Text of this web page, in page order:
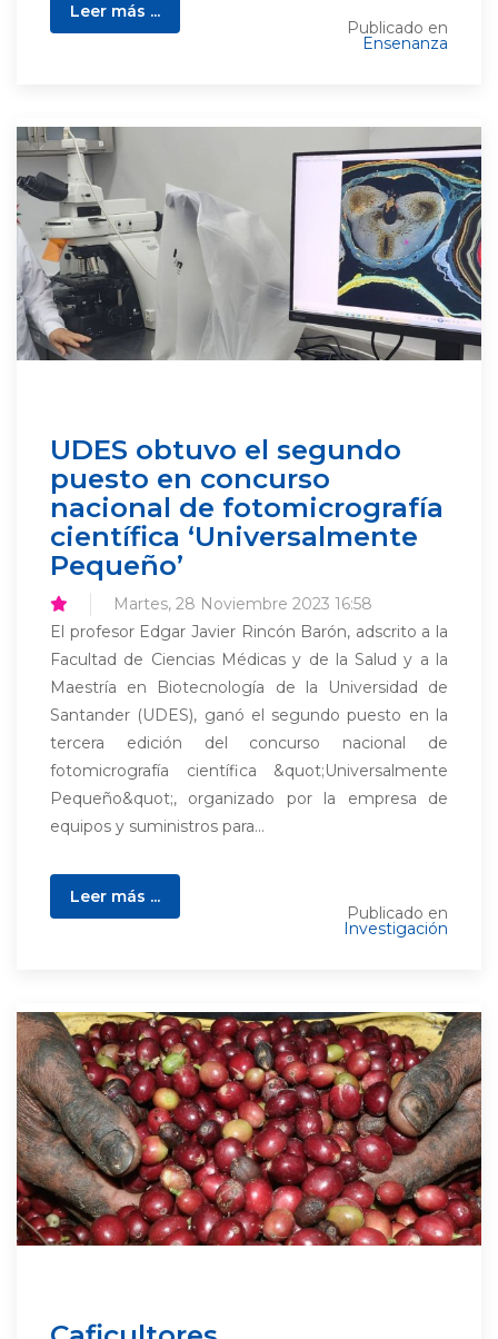
Leer más ...
Publicado en
Ensenanza
UDES obtuvo el segundo
puesto en concurso
nacional de fotomicrografía
científica ‘Universalmente
Pequeño’
Martes, 28 Noviembre 2023 16:58
El profesor Edgar Javier Rincón Barón, adscrito a la
Facultad de Ciencias Médicas y de la Salud y a la
Maestría en Biotecnología de la Universidad de
Santander (UDES), ganó el segundo puesto en la
tercera edición del concurso nacional de
fotomicrografía científica &quot;Universalmente
Pequeño&quot;, organizado por la empresa de
equipos y suministros para...
Leer más ...
Publicado en
Investigación